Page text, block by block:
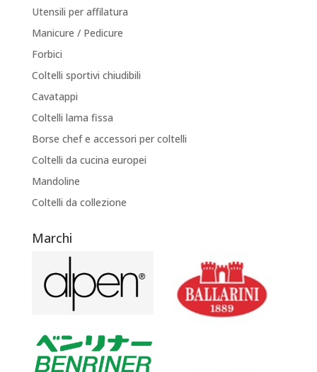
Utensili per affilatura
Manicure / Pedicure
Forbici
Coltelli sportivi chiudibili
Cavatappi
Coltelli lama fissa
Borse chef e accessori per coltelli
Coltelli da cucina europei
Mandoline
Coltelli da collezione
Marchi